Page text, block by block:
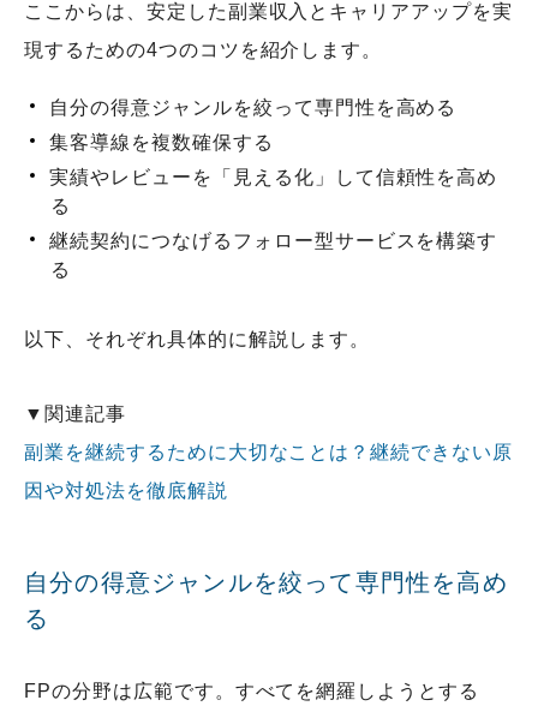
ここからは、安定した副業収入とキャリアアップを実
現するための4つのコツを紹介します。
自分の得意ジャンルを絞って専門性を高める
集客導線を複数確保する
実績やレビューを「見える化」して信頼性を高め
る
継続契約につなげるフォロー型サービスを構築す
る
以下、それぞれ具体的に解説します。
▼関連記事
副業を継続するために大切なことは？継続できない原
因や対処法を徹底解説
自分の得意ジャンルを絞って専門性を高め
る
FPの分野は広範です。すべてを網羅しようとする